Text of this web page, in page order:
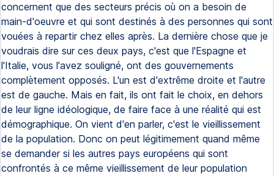
concernent que des secteurs précis où on a besoin de
main-d'oeuvre et qui sont destinés à des personnes qui sont
vouées à repartir chez elles après. La dernière chose que je
voudrais dire sur ces deux pays, c'est que l'Espagne et
l'Italie, vous l'avez souligné, ont des gouvernements
complètement opposés. L'un est d'extrême droite et l'autre
est de gauche. Mais en fait, ils ont fait le choix, en dehors
de leur ligne idéologique, de faire face à une réalité qui est
démographique. On vient d'en parler, c'est le vieillissement
de la population. Donc on peut légitimement quand même
se demander si les autres pays européens qui sont
confrontés à ce même vieillissement de leur population